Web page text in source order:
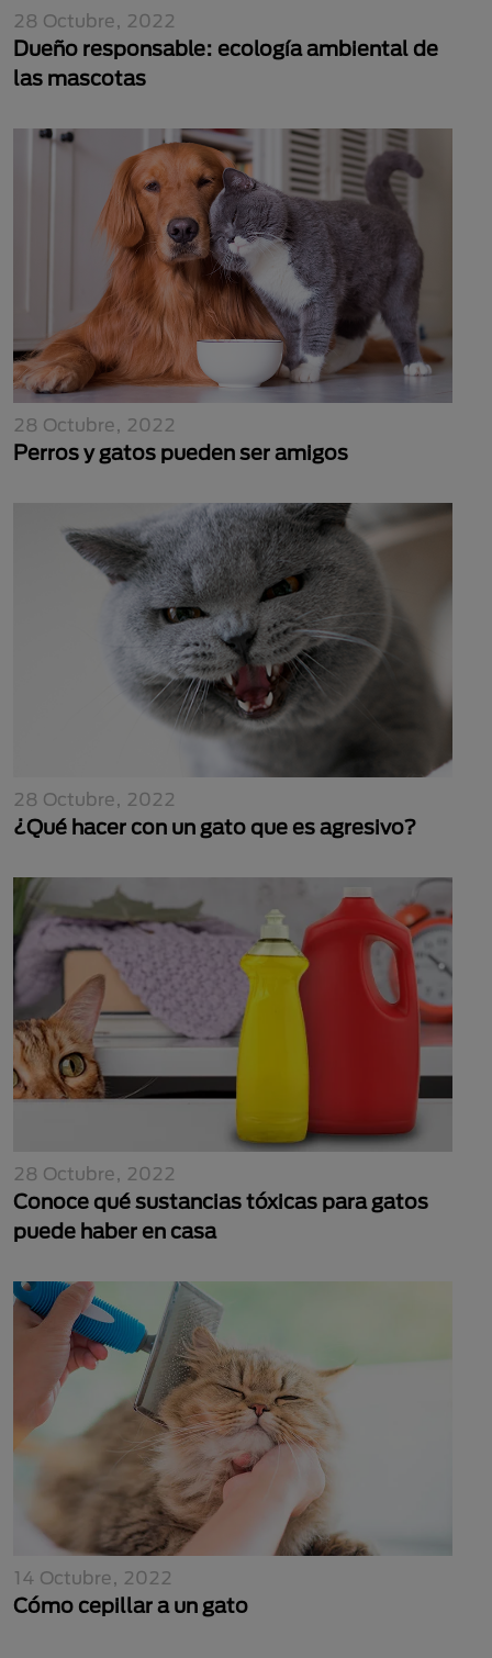
28 Octubre, 2022
Dueño responsable: ecología ambiental de
las mascotas
28 Octubre, 2022
Perros y gatos pueden ser amigos
28 Octubre, 2022
¿Qué hacer con un gato que es agresivo?
28 Octubre, 2022
Conoce qué sustancias tóxicas para gatos
puede haber en casa
14 Octubre, 2022
Cómo cepillar a un gato